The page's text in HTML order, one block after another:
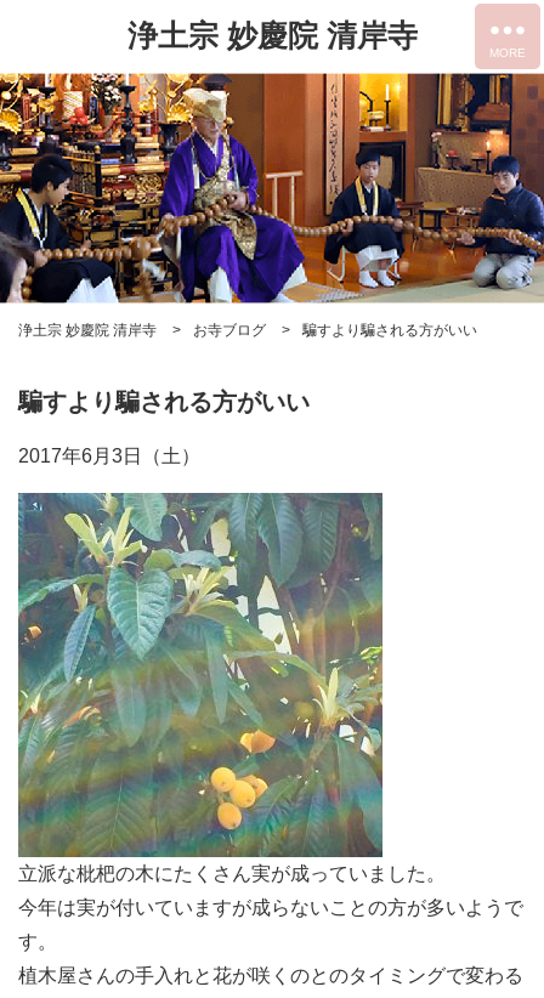
浄土宗 妙慶院 清岸寺
浄土宗 妙慶院 清岸寺 お寺ブログ 騙すより騙される方がいい
騙すより騙される方がいい
2017年6月3日（土）
立派な枇杷の木にたくさん実が成っていました。
今年は実が付いていますが成らないことの方が多いようで
す。
植木屋さんの手入れと花が咲くのとのタイミングで変わる